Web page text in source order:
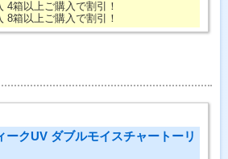
4箱以上ご購入で割引！
8箱以上ご購入で割引！
ークUV ダブルモイスチャートーリ